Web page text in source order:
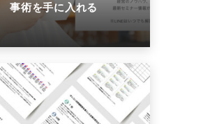
事術を手に入れる